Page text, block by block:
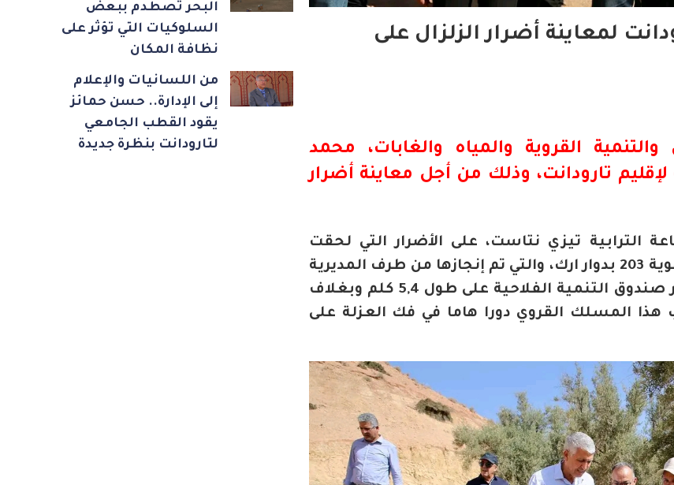
لمعاينة أضرار الزلزال على
القروية والمياه والغابات، محمد
لإقليم تارودانت، وذلك من أجل معاينة أضرار
الترابية تيزي نتاست، على الأضرار التي لحقت
بالطريق القروية التي تربط الطريق الجهوية 203 بدوار ارك، والتي تم إنجازها من طرف المديرية
الجهوية للفلاحة لسوس ماسة في إطار صندوق التنمية الفلاحية على طول 5,4 كلم وبغلاف
حيث يلعب هذا المسلك القروي دورا هاما في فك العزلة على
البحر تصطدم ببعض
السلوكيات التي تؤثر على
نظافة المكان
من اللسانيات والإعلام
إلى الإدارة.. حسن حمائز
يقود القطب الجامعي
لتارودانت بنظرة جديدة